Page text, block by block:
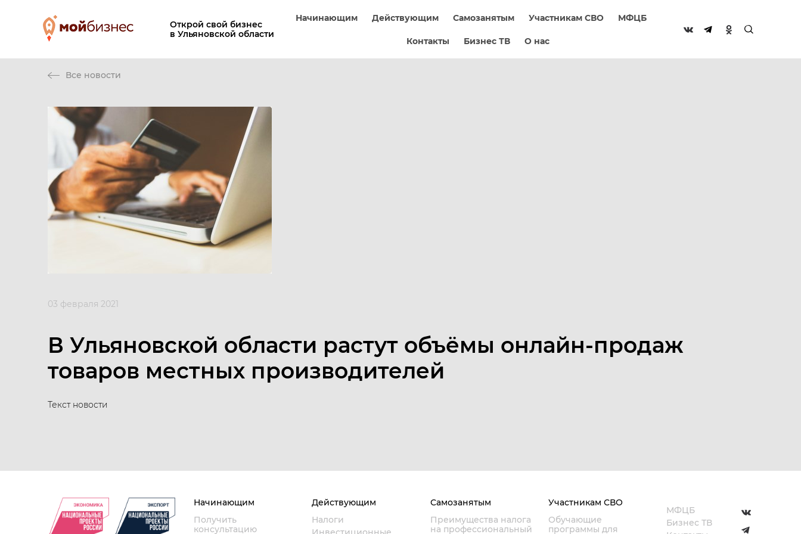
Открой свой бизнес
в Ульяновской области
Начинающим Действующим Самозанятым Участникам СВО МФЦБ
Контакты Бизнес ТВ О нас
Все новости
03 февраля 2021
В Ульяновской области растут объёмы онлайн-продаж
товаров местных производителей
Текст новости
Начинающим
Получить
консультацию
Действующим
Налоги
Самозанятым
Преимущества налога
на профессиональный
Участникам СВО
Обучающие
программы для
МФЦБ
Бизнес ТВ